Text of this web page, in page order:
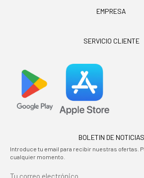
EMPRESA
SERVICIO CLIENTE
BOLETIN DE NOTICIAS
Introduce tu email para recibir nuestras ofertas.
cualquier momento.